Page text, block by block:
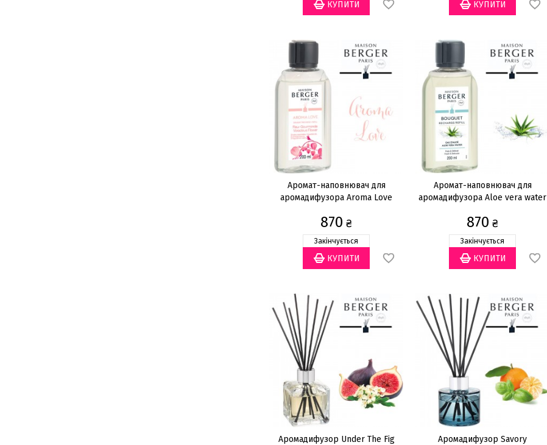
Аромат-наповнювач для
аромадифузора Aroma Love
870 ₴
Закінчується
Аромат-наповнювач для
аромадифузора Aloe vera water
870 ₴
Закінчується
Аромадифузор Under The Fig
Аромадифузор Savory